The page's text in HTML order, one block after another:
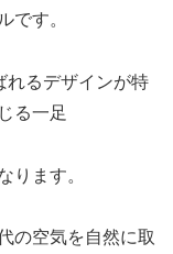
です。
れるデザインが特
る一足
ります。
の空気を自然に取